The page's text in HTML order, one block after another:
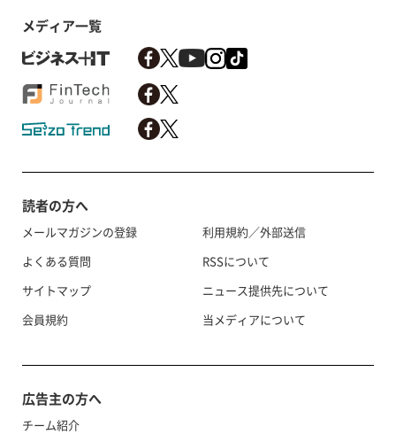
メディア一覧
読者の方へ
メールマガジンの登録
よくある質問
サイトマップ
会員規約
利用規約／外部送信
RSSについて
ニュース提供先について
当メディアについて
広告主の方へ
チーム紹介